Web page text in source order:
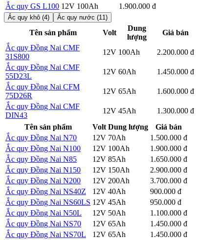
Ắc quy GS L100 12V 100Ah 1.900.000 đ
Ắc quy khô (4) Ắc quy nước (11)
Tên sản phẩm Volt
Dung
lượng
Giá bán
Ắc quy Đồng Nai CMF
31S800
12V 100Ah 2.200.000 đ
Ắc quy Đồng Nai CMF
55D23L
12V 60Ah 1.450.000 đ
Ắc quy Đồng Nai CFM
75D26R
12V 65Ah 1.600.000 đ
Ắc quy Đồng Nai CMF
DIN43
12V 45Ah 1.300.000 đ
Tên sản phẩm
Volt Dung lượng
Giá bán
Ắc quy Đồng Nai N70
12V 70Ah 1.500.000 đ
Ắc quy Đồng Nai N100
12V 100Ah 1.900.000 đ
Ắc quy Đồng Nai N85
12V 85Ah 1.650.000 đ
Ắc quy Đồng Nai N150
12V 150Ah 2.900.000 đ
Ắc quy Đồng Nai N200
12V 200Ah 3.700.000 đ
Ắc quy Đồng Nai NS40Z
12V 40Ah 900.000 đ
Ắc quy Đồng Nai NS60LS 12V 45Ah 950.000 đ
Ắc quy Đồng Nai N50L
12V 50Ah 1.100.000 đ
Ắc quy Đồng Nai NS70
12V 65Ah 1.450.000 đ
Ắc quy Đồng Nai NS70L
12V 65Ah 1.450.000 đ